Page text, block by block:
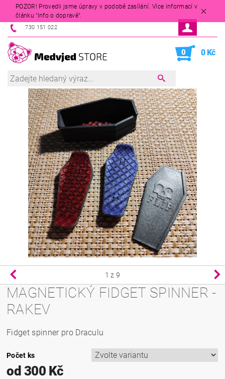
POZOR! Provedli jsme úpravy v podobě zasílání. Více informací v
článku "Info o dopravě".
730 151 022
0 0 Kč
1 z 9
MAGNETICKÝ FIDGET SPINNER -
RAKEV
Fidget spinner pro Draculu
Počet ks
od 300 Kč